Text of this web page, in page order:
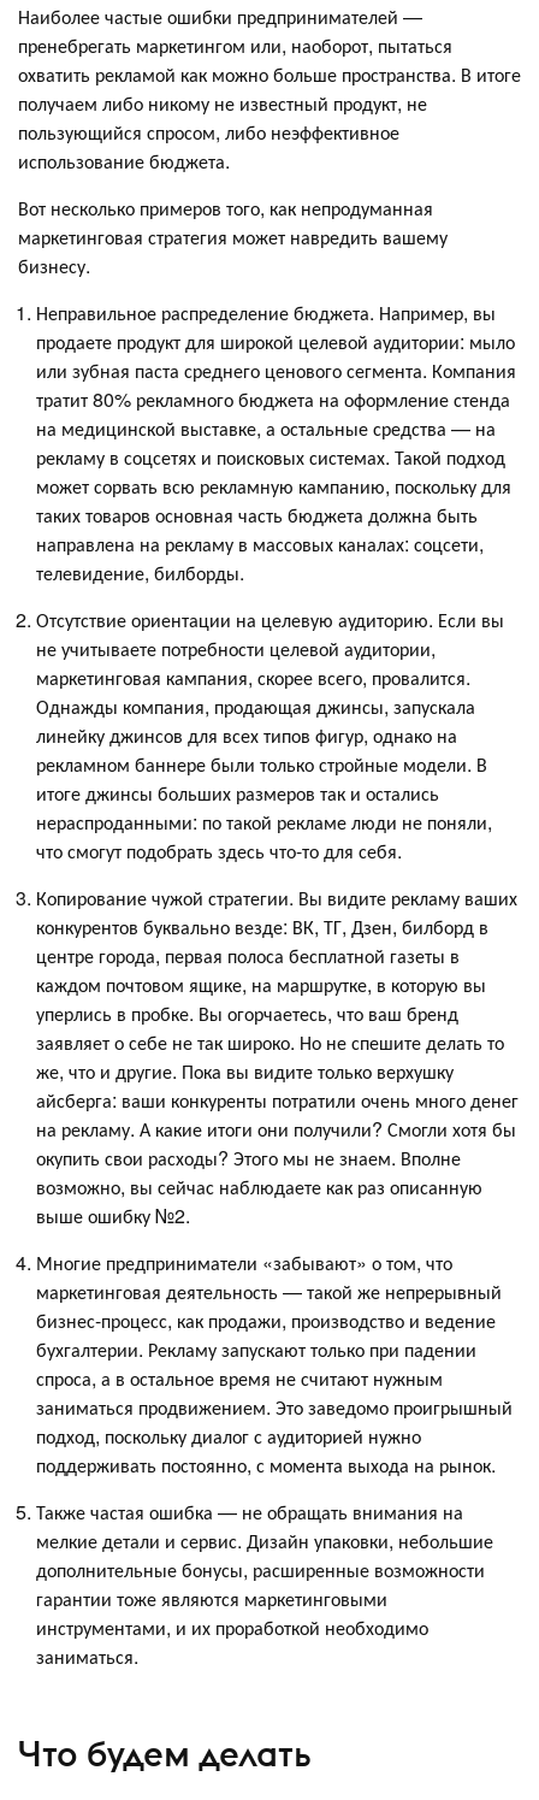
Наиболее частые ошибки предпринимателей —
пренебрегать маркетингом или, наоборот, пытаться
охватить рекламой как можно больше пространства. В итоге
получаем либо никому не известный продукт, не
пользующийся спросом, либо неэффективное
использование бюджета.
Вот несколько примеров того, как непродуманная
маркетинговая стратегия может навредить вашему
бизнесу.
Неправильное распределение бюджета. Например, вы
продаете продукт для широкой целевой аудитории: мыло
или зубная паста среднего ценового сегмента. Компания
тратит 80% рекламного бюджета на оформление стенда
на медицинской выставке, а остальные средства — на
рекламу в соцсетях и поисковых системах. Такой подход
может сорвать всю рекламную кампанию, поскольку для
таких товаров основная часть бюджета должна быть
направлена на рекламу в массовых каналах: соцсети,
телевидение, билборды.
Отсутствие ориентации на целевую аудиторию. Если вы
не учитываете потребности целевой аудитории,
маркетинговая кампания, скорее всего, провалится.
Однажды компания, продающая джинсы, запускала
линейку джинсов для всех типов фигур, однако на
рекламном баннере были только стройные модели. В
итоге джинсы больших размеров так и остались
нераспроданными: по такой рекламе люди не поняли,
что смогут подобрать здесь что-то для себя.
Копирование чужой стратегии. Вы видите рекламу ваших
конкурентов буквально везде: ВК, ТГ, Дзен, билборд в
центре города, первая полоса бесплатной газеты в
каждом почтовом ящике, на маршрутке, в которую вы
уперлись в пробке. Вы огорчаетесь, что ваш бренд
заявляет о себе не так широко. Но не спешите делать то
же, что и другие. Пока вы видите только верхушку
айсберга: ваши конкуренты потратили очень много денег
на рекламу. А какие итоги они получили? Смогли хотя бы
окупить свои расходы? Этого мы не знаем. Вполне
возможно, вы сейчас наблюдаете как раз описанную
выше ошибку №2.
Многие предприниматели «забывают» о том, что
маркетинговая деятельность — такой же непрерывный
бизнес-процесс, как продажи, производство и ведение
бухгалтерии. Рекламу запускают только при падении
спроса, а в остальное время не считают нужным
заниматься продвижением. Это заведомо проигрышный
подход, поскольку диалог с аудиторией нужно
поддерживать постоянно, с момента выхода на рынок.
Также частая ошибка — не обращать внимания на
мелкие детали и сервис. Дизайн упаковки, небольшие
дополнительные бонусы, расширенные возможности
гарантии тоже являются маркетинговыми
инструментами, и их проработкой необходимо
заниматься.
Что будем делать